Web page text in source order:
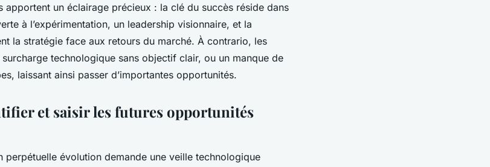
apportent un éclairage précieux : la clé du succès réside dans
à l’expérimentation, un leadership visionnaire, et la
la stratégie face aux retours du marché. À contrario, les
technologique sans objectif clair, ou un manque de
laissant ainsi passer d’importantes opportunités.
et saisir les futures opportunités
perpétuelle évolution demande une veille technologique